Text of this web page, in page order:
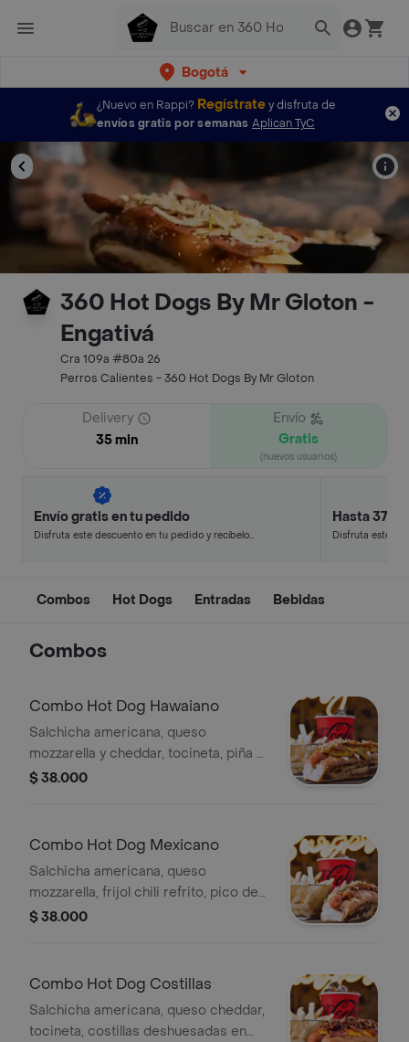
Bogotá
¿Nuevo en Rappi? Regístratey disfruta de
envíos gratis por semanas Aplican TyC
360 Hot Dogs By Mr Gloton -
Engativá
Cra 109a #80a 26
Perros Calientes - 360 Hot Dogs By Mr Gloton
Delivery
35 min
Envío
Gratis
(nuevos usuarios)
Envío gratis en tu pedido
Disfruta este descuento en tu pedido y recíbelo
Hasta 37%
Disfruta este
Combos Hot Dogs Entradas Bebidas
Combos
Combo Hot Dog Hawaiano
Salchicha americana, queso
mozzarella y cheddar, tocineta, piña a
la parrilla, papas chip, salsa de piña y
$ 38.000
Combo Hot Dog Mexicano
Salchicha americana, queso
mozzarella, frijol chili refrito, pico de
gallo, guacamole, jamón, papa chip,
$ 38.000
Combo Hot Dog Costillas
Salchicha americana, queso cheddar,
tocineta, costillas deshuesadas en